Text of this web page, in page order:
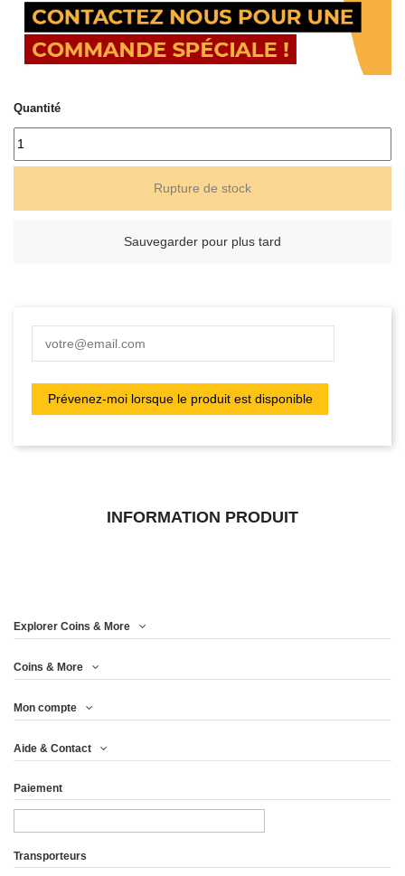
Quantité
Rupture de stock
Sauvegarder pour plus tard
INFORMATION PRODUIT
Explorer Coins & More
Coins & More
Mon compte
Aide & Contact
Paiement
Transporteurs